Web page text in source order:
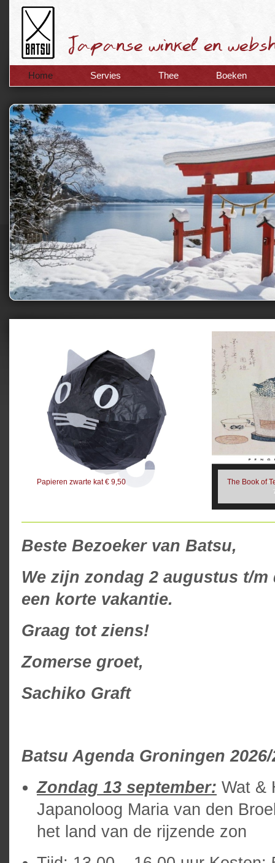
Home Servies Thee Boeken
Papieren zwarte kat € 9,50 The Book of
Beste Bezoeker van Batsu,
We zijn zondag 2 augustus t/
een korte vakantie.
Graag tot ziens!
Zomerse groet,
Sachiko Graft
Batsu Agenda Groningen 2026/
Zondag 13 september: Wat &
Japanoloog Maria van den
het land van de rijzende zon